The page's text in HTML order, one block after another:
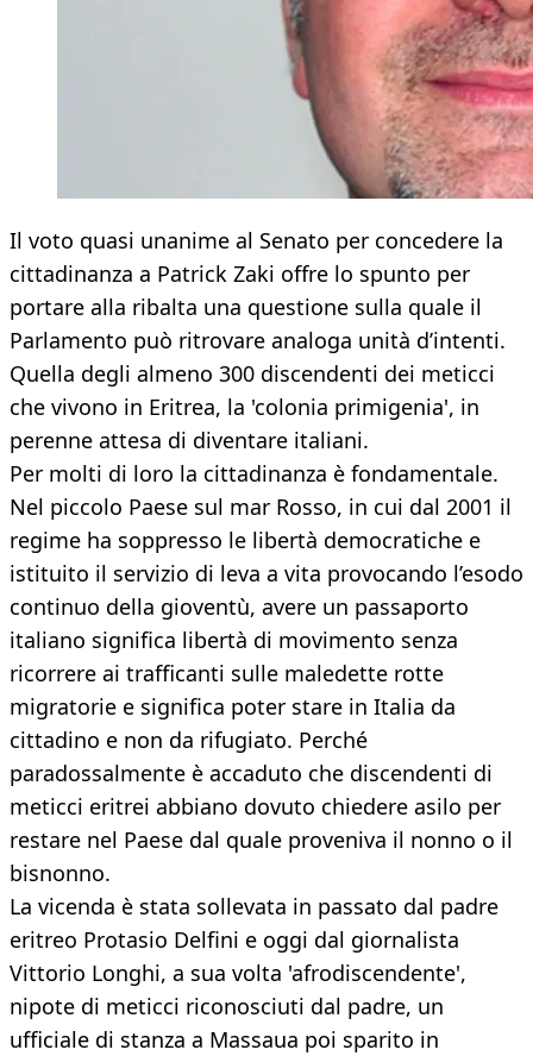
Il voto quasi unanime al Senato per concedere la
cittadinanza a Patrick Zaki offre lo spunto per
portare alla ribalta una questione sulla quale il
Parlamento può ritrovare analoga unità d’intenti.
Quella degli almeno 300 discendenti dei meticci
che vivono in Eritrea, la 'colonia primigenia', in
perenne attesa di diventare italiani.
Per molti di loro la cittadinanza è fondamentale.
Nel piccolo Paese sul mar Rosso, in cui dal 2001 il
regime ha soppresso le libertà democratiche e
istituito il servizio di leva a vita provocando l’esodo
continuo della gioventù, avere un passaporto
italiano significa libertà di movimento senza
ricorrere ai trafficanti sulle maledette rotte
migratorie e significa poter stare in Italia da
cittadino e non da rifugiato. Perché
paradossalmente è accaduto che discendenti di
meticci eritrei abbiano dovuto chiedere asilo per
restare nel Paese dal quale proveniva il nonno o il
bisnonno.
La vicenda è stata sollevata in passato dal padre
eritreo Protasio Delfini e oggi dal giornalista
Vittorio Longhi, a sua volta 'afrodiscendente',
nipote di meticci riconosciuti dal padre, un
ufficiale di stanza a Massaua poi sparito in